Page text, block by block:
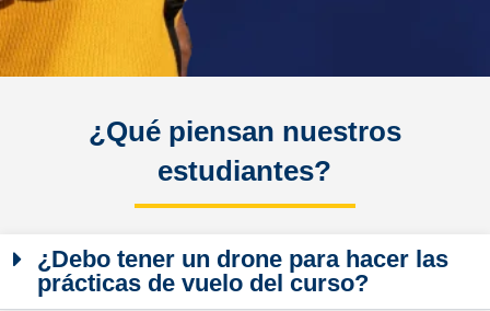
¿Qué piensan nuestros
estudiantes?
¿Debo tener un drone para hacer las
prácticas de vuelo del curso?